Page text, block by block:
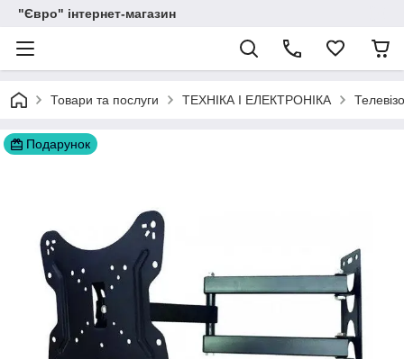
"Євро" інтернет-магазин
Товари та послуги ТЕХНІКА І ЕЛЕКТРОНІКА
Подарунок